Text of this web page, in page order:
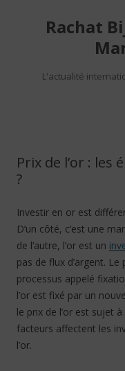
Rachat
L'actualité
Prix de l’or : les
?
Investir en or est
D’un côté, c’est une
de l’autre, l’or est un
pas de flux d’argent.
processus appelé
l’or est fixé par un
le prix de l’or est sujet
facteurs affectent les
l’or.